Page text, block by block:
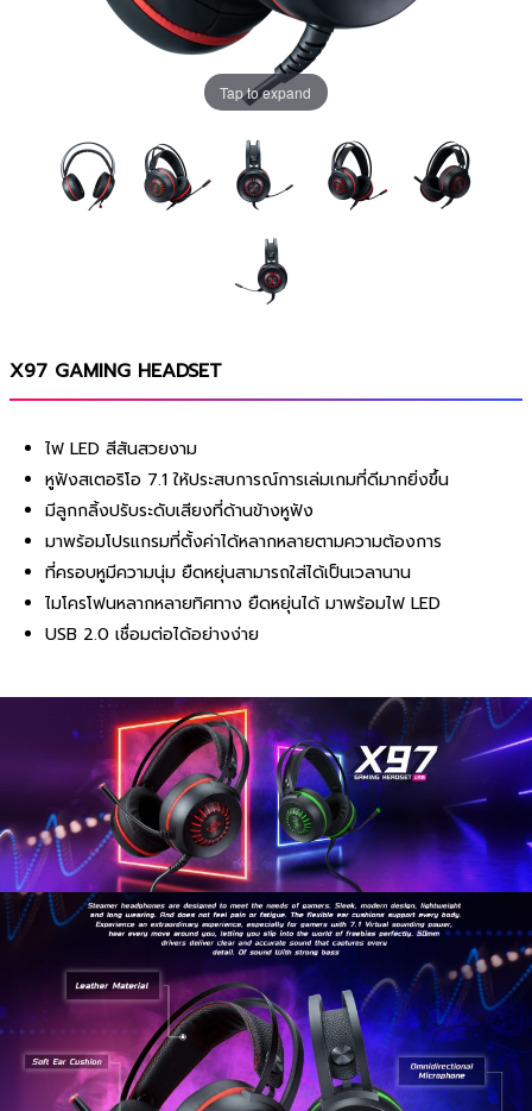
Tap to expand
X97 GAMING HEADSET
ไฟ LED สีสันสวยงาม
หูฟังสเตอริโอ 7.1 ให้ประสบการณ์การเล่มเกมที่ดีมากยิ่งขึ้น
มีลูกกลิ้งปรับระดับเสียงที่ด้านข้างหูฟัง
มาพร้อมโปรแกรมที่ตั้งค่าได้หลากหลายตามความต้องการ
ที่ครอบหูมีความนุ่ม ยืดหยุ่นสามารถใส่ได้เป็นเวลานาน
ไมโครโฟนหลากหลายทิศทาง ยืดหยุ่นได้ มาพร้อมไฟ LED
USB 2.0 เชื่อมต่อได้อย่างง่าย